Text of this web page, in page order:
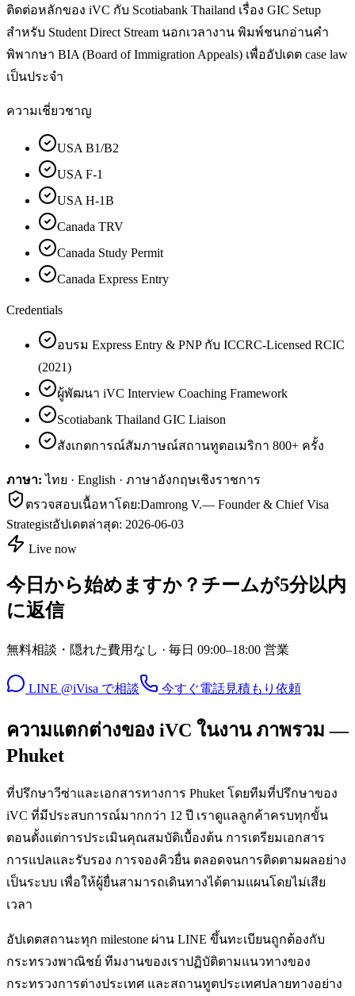
ติดต่อหลักของ iVC กับ Scotiabank Thailand เรื่อง GIC Setup
สำหรับ Student Direct Stream นอกเวลางาน พิมพ์ชนกอ่านคำ
พิพากษา BIA (Board of Immigration Appeals) เพื่ออัปเดต case law
เป็นประจำ
ความเชี่ยวชาญ
USA B1/B2
USA F-1
USA H-1B
Canada TRV
Canada Study Permit
Canada Express Entry
Credentials
อบรม Express Entry & PNP กับ ICCRC-Licensed RCIC
(2021)
ผู้พัฒนา iVC Interview Coaching Framework
Scotiabank Thailand GIC Liaison
สังเกตการณ์สัมภาษณ์สถานทูตอเมริกา 800+ ครั้ง
ภาษา: ไทย · English · ภาษาอังกฤษเชิงราชการ
ตรวจสอบเนื้อหาโดย:Damrong V.— Founder & Chief Visa
Strategistอัปเดตล่าสุด: 2026-06-03
Live now
今日から始めますか？チームが5分以内
に返信
無料相談・隠れた費用なし · 毎日 09:00–18:00 営業
LINE @iVisa で相談 今すぐ電話見積もり依頼
ความแตกต่างของ iVC ในงาน ภาพรวม —
Phuket
ที่ปรึกษาวีซ่าและเอกสารทางการ Phuket โดยทีมที่ปรึกษาของ
iVC ที่มีประสบการณ์มากกว่า 12 ปี เราดูแลลูกค้าครบทุกขั้น
ตอนตั้งแต่การประเมินคุณสมบัติเบื้องต้น การเตรียมเอกสาร
การแปลและรับรอง การจองคิวยื่น ตลอดจนการติดตามผลอย่าง
เป็นระบบ เพื่อให้ผู้ยื่นสามารถเดินทางได้ตามแผนโดยไม่เสีย
เวลา
อัปเดตสถานะทุก milestone ผ่าน LINE ขึ้นทะเบียนถูกต้องกับ
กระทรวงพาณิชย์ ทีมงานของเราปฏิบัติตามแนวทางของ
กระทรวงการต่างประเทศ และสถานทูตประเทศปลายทางอย่าง